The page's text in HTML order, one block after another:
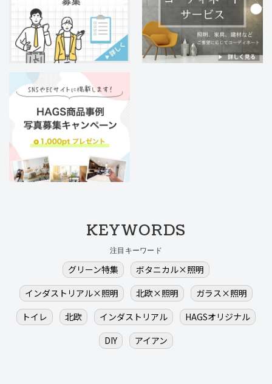
KEYWORDS
注目キーワード
グリーン特集
ボタニカル×照明
インダストリアル×照明
北欧×照明
ガラス×照明
トイレ
北欧 インダストリアル
HAGSオリジナル
DIY
アイアン